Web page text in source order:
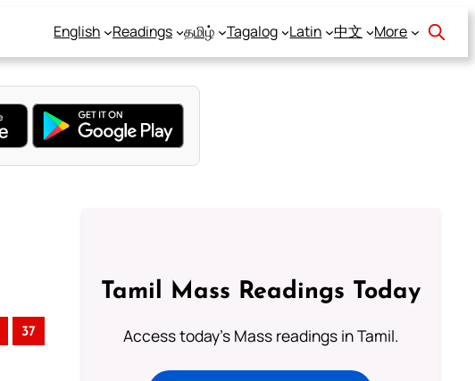
English Readings தமிழ் Tagalog Latin 中文 More
37
Tamil Mass Readings Today
Access today's Mass readings in Tamil.